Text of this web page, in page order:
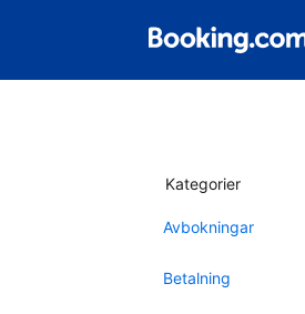
Kategorier
Avbokningar
Betalning